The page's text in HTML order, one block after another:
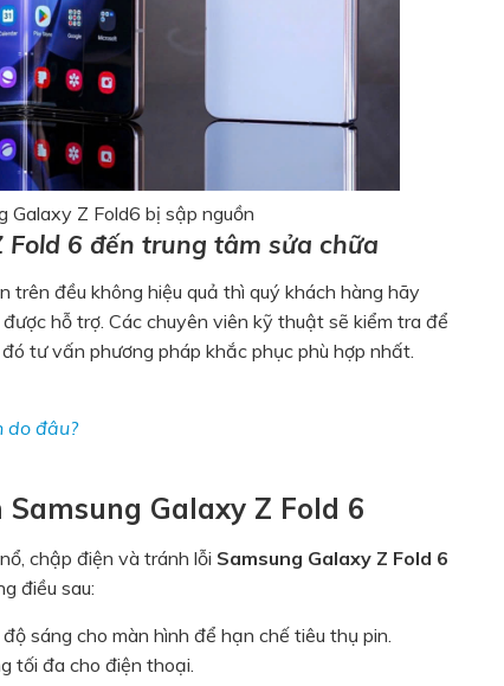
Galaxy Z Fold6 bị sập nguồn
6 đến trung tâm sửa chữa
trên đều không hiệu quả thì quý khách hàng hãy
hỗ trợ. Các chuyên viên kỹ thuật sẽ kiểm tra để
tư vấn phương pháp khắc phục phù hợp nhất.
do đâu?
Galaxy Z Fold 6
chập điện và tránh lỗi Samsung Galaxy Z Fold 6
điều sau:
sáng cho màn hình để hạn chế tiêu thụ pin.
tối đa cho điện thoại.